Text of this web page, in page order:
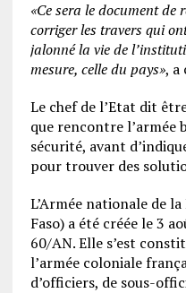
«Ce sera le document de
corriger les travers qui
jalonné la vie de
mesure, celle du pays», a
Le chef de l’Etat dit
que rencontre l’armée
sécurité, avant
pour trouver des
L’Armée nationale de
Faso) a été créée le 3
60/AN. Elle s’est
l’armée coloniale
d’officiers, de sous-